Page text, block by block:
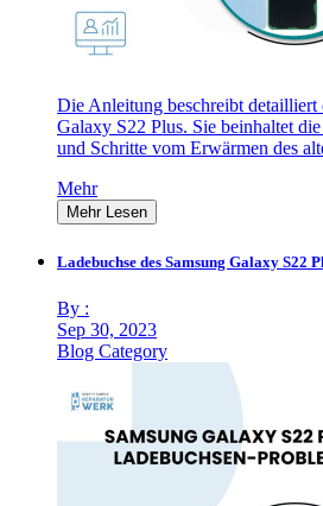
Die Anleitung beschreibt detailliert
Galaxy S22 Plus. Sie beinhaltet
und Schritte vom Erwärmen des
Mehr
Mehr Lesen
Ladebuchse des Samsung Galaxy S22
By :
Sep 30, 2023
Blog Category